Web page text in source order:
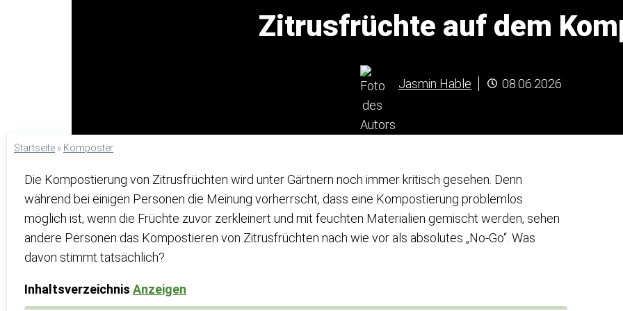
Zitrusfrüchte auf dem
Jasmin Hable 08.06.2026
Startseite » Komposter
Die Kompostierung von Zitrusfrüchten wird unter Gärtnern noch immer kritisch gesehen. Denn
während bei einigen Personen die Meinung vorherrscht, dass eine Kompostierung problemlos
möglich ist, wenn die Früchte zuvor zerkleinert und mit feuchten Materialien gemischt werden, sehen
andere Personen das Kompostieren von Zitrusfrüchten nach wie vor als absolutes „No-Go“. Was
davon stimmt tatsächlich?
Inhaltsverzeichnis Anzeigen